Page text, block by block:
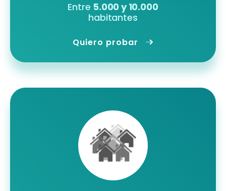
Entre 5.000 y 10.000
habitantes
Quiero probar